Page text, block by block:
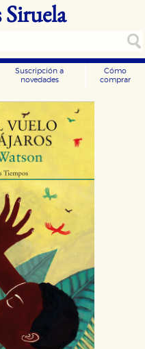
Suscripción a
novedades
Cómo
comprar